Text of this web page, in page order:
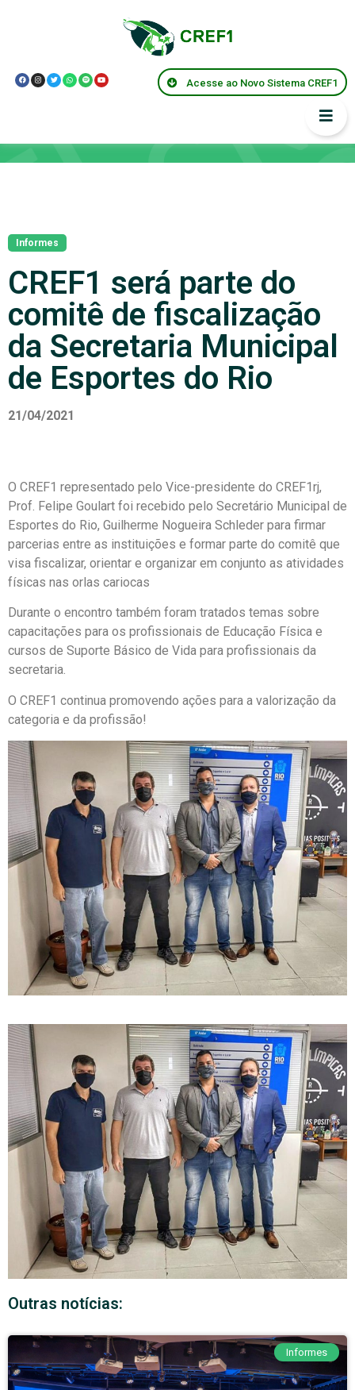
Acesse ao Novo Sistema CREF1
Informes
CREF1 será parte do
comitê de fiscalização
da Secretaria Municipal
de Esportes do Rio
21/04/2021
O CREF1 representado pelo Vice-presidente do CREF1rj,
Prof. Felipe Goulart foi recebido pelo Secretário Municipal de
Esportes do Rio, Guilherme Nogueira Schleder para firmar
parcerias entre as instituições e formar parte do comitê que
visa fiscalizar, orientar e organizar em conjunto as atividades
físicas nas orlas cariocas
Durante o encontro também foram tratados temas sobre
capacitações para os profissionais de Educação Física e
cursos de Suporte Básico de Vida para profissionais da
secretaria.
O CREF1 continua promovendo ações para a valorização da
categoria e da profissão!
Outras notícias:
Informes